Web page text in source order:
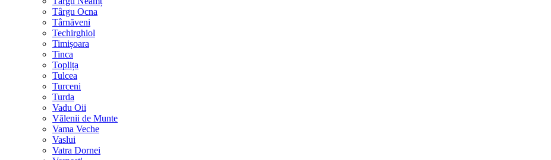
Târgu Ocna
Târnăveni
Techirghiol
Timișoara
Tinca
Toplița
Tulcea
Turceni
Turda
Vadu Oii
Vălenii de Munte
Vama Veche
Vaslui
Vatra Dornei